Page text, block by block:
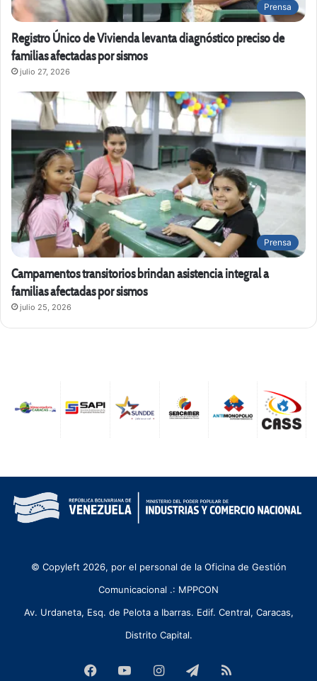
Prensa
Registro Único de Vivienda levanta diagnóstico preciso de
familias afectadas por sismos
julio 27, 2026
Prensa
Campamentos transitorios brindan asistencia integral a
familias afectadas por sismos
julio 25, 2026
© Copyleft 2026, por el personal de la Oficina de Gestión
Comunicacional .: MPPCON
Av. Urdaneta, Esq. de Pelota a Ibarras. Edif. Central, Caracas,
Distrito Capital.
FacebookYouTubeInstagramTelegram